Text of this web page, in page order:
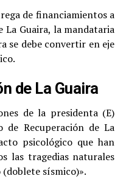
de financiamientos a
La Guaira, la mandataria
se debe convertir en eje
de La Guaira
de la presidenta (E)
de Recuperación de La
psicológico que han
las tragedias naturales
(doblete sísmico)».